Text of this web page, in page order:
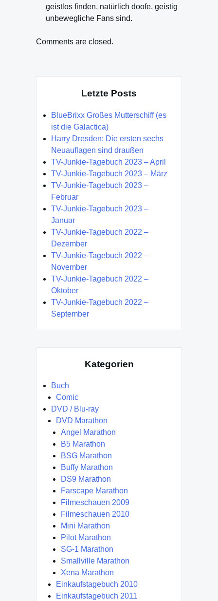
geistlos finden, natürlich doofe, geistig
unbewegliche Fans sind.
Comments are closed.
Letzte Posts
BlueBrixx Großes Mutterschiff (es
ist die Galactica)
Harry Dresden: Die ersten sechs
Neuauflagen sind draußen
TV-Junkie-Tagebuch 2023 – April
TV-Junkie-Tagebuch 2023 – März
TV-Junkie-Tagebuch 2023 –
Februar
TV-Junkie-Tagebuch 2023 –
Januar
TV-Junkie-Tagebuch 2022 –
Dezember
TV-Junkie-Tagebuch 2022 –
November
TV-Junkie-Tagebuch 2022 –
Oktober
TV-Junkie-Tagebuch 2022 –
September
Kategorien
Buch
Comic
DVD / Blu-ray
DVD Marathon
Angel Marathon
B5 Marathon
BSG Marathon
Buffy Marathon
DS9 Marathon
Farscape Marathon
Filmeschauen 2009
Filmeschauen 2010
Mini Marathon
Pilot Marathon
SG-1 Marathon
Smallville Marathon
Xena Marathon
Einkaufstagebuch 2010
Einkaufstagebuch 2011